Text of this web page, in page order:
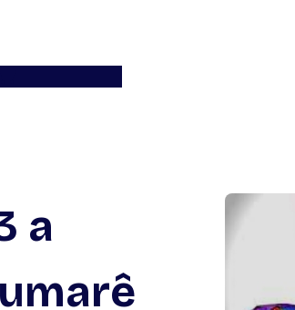
a